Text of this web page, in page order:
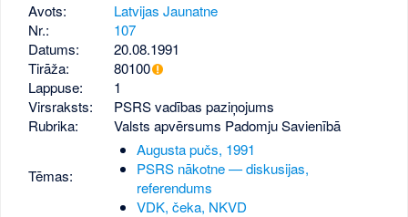
Avots:
Latvijas Jaunatne
Nr.:
107
Datums:
20.08.1991
Tirāža:
80100
Lappuse:
1
Virsraksts:
PSRS vadības paziņojums
Rubrika:
Valsts apvērsums Padomju Savienībā
Tēmas:
Augusta pučs, 1991
PSRS nākotne — diskusijas,
referendums
VDK, čeka, NKVD